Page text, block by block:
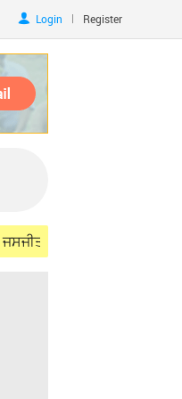
Login | Register
(IFS) ਨੂੰ ਯਾਦ ਕਰਦਿਆਂ